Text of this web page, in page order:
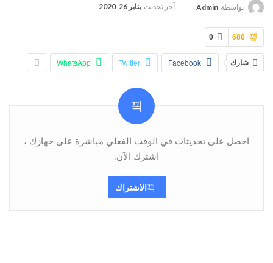
بواسطة Admin آخر تحديث يناير 26, 2020
0 680
شارك Facebook
Twitter
WhatsApp
احصل على تحديثات في الوقت الفعلي مباشرة على جهازك ،
اشترك الآن.
الاشتراك